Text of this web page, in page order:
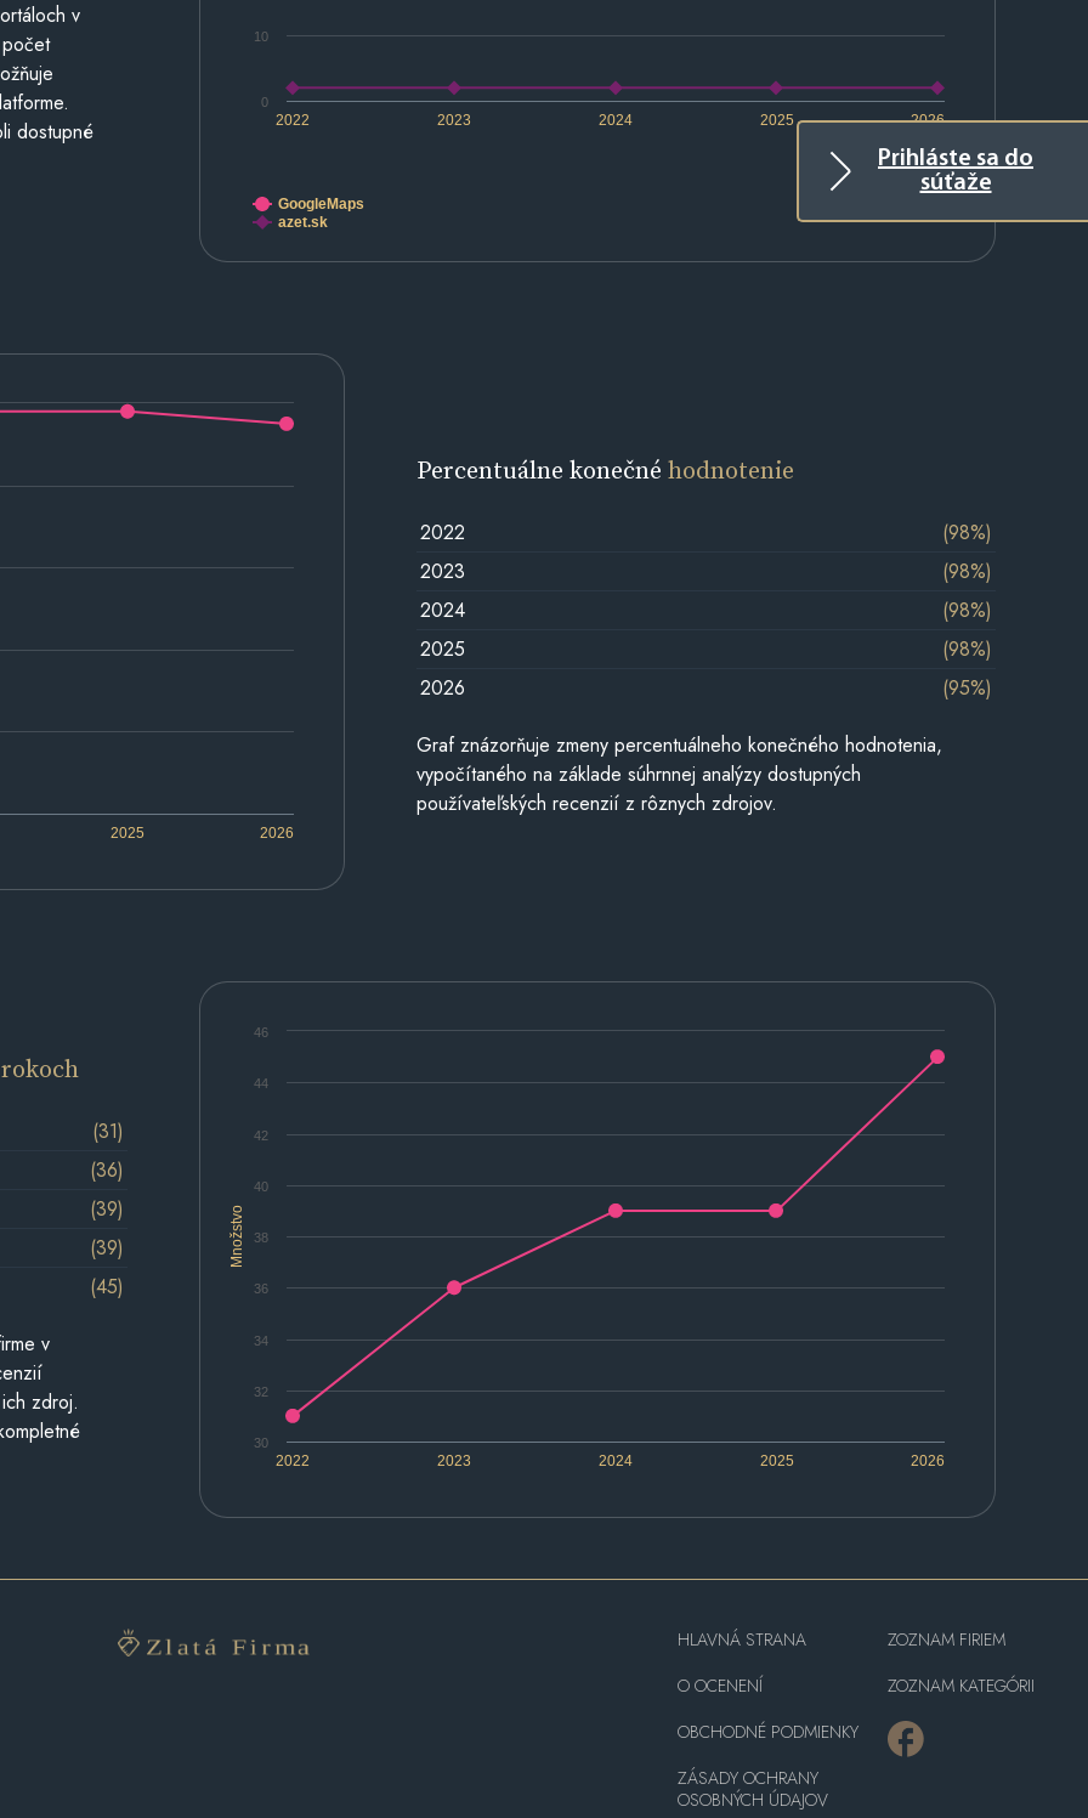
Prihláste sa do
súťaže
2022 2023 2024 2025 2026
0
10
GoogleMaps
azet.sk
v
dostupné
2025 2026
Percentuálne konečnéhodnotenie
2022
(98%)
2023
(98%)
2024
(98%)
2025
(98%)
2026
(95%)
Graf znázorňuje zmeny percentuálneho konečného hodnotenia,
vypočítaného na základe súhrnnej analýzy dostupných
používateľských recenzií z rôznych zdrojov.
Množstvo
2022 2023 2024 2025 2026
30
32
34
36
38
40
42
44
46
(31)
(36)
(39)
(39)
(45)
v
zdroj.
HLAVNÁ STRANA
O OCENENÍ
OBCHODNÉ PODMIENKY
ZÁSADY OCHRANY
OSOBNÝCH ÚDAJOV
ZOZNAM FIRIEM
ZOZNAM KATEGÓRII